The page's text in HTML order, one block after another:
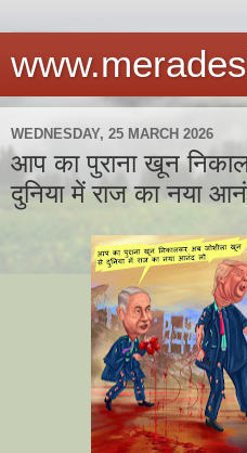
WEDNESDAY, 25 MARCH 2026
आप का पुराना खून
दुनिया में राज का नया